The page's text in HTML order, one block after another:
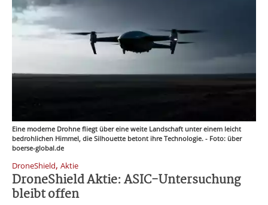
Eine moderne Drohne fliegt über eine weite Landschaft unter einem leicht
bedrohlichen Himmel, die Silhouette betont ihre Technologie. - Foto: über
boerse-global.de
DroneShield, Aktie
DroneShield Aktie: ASIC-Untersuchung
bleibt offen